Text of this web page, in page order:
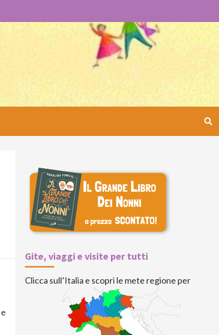
Gite, viaggi e visite per tutti
Clicca sull’Italia e scopri le mete regione per